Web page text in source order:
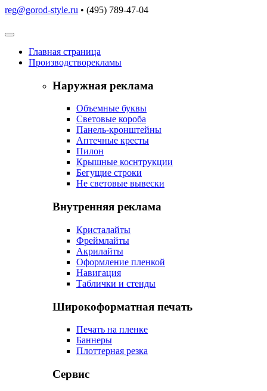
reg@gorod-style.ru • (495) 789-47-04
Главная страница
Производстворекламы
Наружная реклама
Объемные буквы
Световые короба
Панель-кронштейны
Аптечные кресты
Пилон
Крышные коснтрукции
Бегущие строки
Не световые вывески
Внутренняя реклама
Кристалайты
Фреймлайты
Акрилайты
Оформление пленкой
Навигация
Таблички и стенды
Широкоформатная печать
Печать на пленке
Баннеры
Плоттерная резка
Сервис